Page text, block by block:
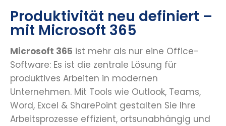
Produktivität neu definiert –
mit Microsoft 365
Microsoft 365 ist mehr als nur eine Office-
Software: Es ist die zentrale Lösung für
produktives Arbeiten in modernen
Unternehmen. Mit Tools wie Outlook, Teams,
Word, Excel & SharePoint gestalten Sie Ihre
Arbeitsprozesse effizient, ortsunabhängig und